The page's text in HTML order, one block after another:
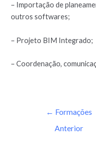
– Importação de
outros softwares;
– Projeto BIM Integrado;
– Coordenação,
← Formações
Anterior